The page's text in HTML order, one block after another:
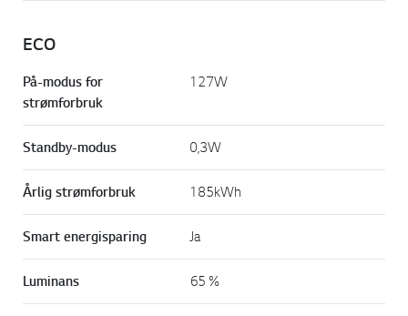
ECO
På-modus for
strømforbruk
127W
Standby-modus 0,3W
Årlig strømforbruk 185kWh
Smart energisparing Ja
Luminans 65 %